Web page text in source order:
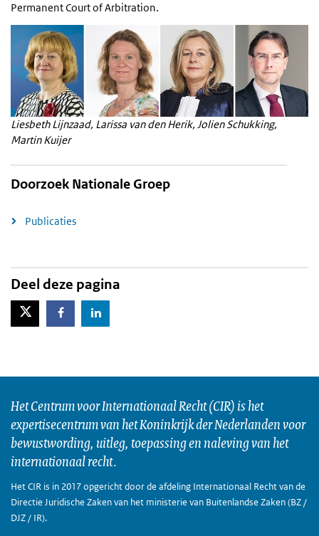
Permanent Court of Arbitration.
Liesbeth Lijnzaad, Larissa van den Herik, Jolien Schukking,
Martin Kuijer
Doorzoek Nationale Groep
Publicaties
Deel deze pagina
X-TwitterFacebookLinkedIn
Het Centrum voor Internationaal Recht (CIR) is het
expertisecentrum van het Koninkrijk der Nederlanden voor
bewustwording, uitleg, toepassing en naleving van het
internationaal recht.
Het CIR is in 2017 opgericht door de afdeling Internationaal Recht van de
Directie Juridische Zaken van het ministerie van Buitenlandse Zaken (BZ /
DJZ / IR).